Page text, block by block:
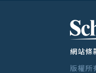
網站條
版權